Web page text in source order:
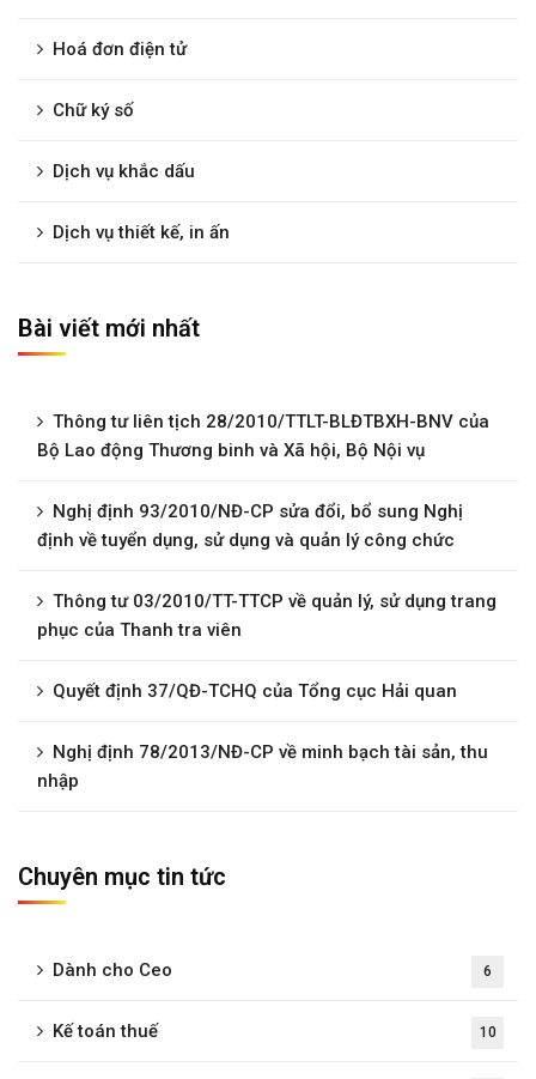
Hoá đơn điện tử
Chữ ký số
Dịch vụ khắc dấu
Dịch vụ thiết kế, in ấn
Bài viết mới nhất
Thông tư liên tịch 28/2010/TTLT-BLĐTBXH-BNV của
Bộ Lao động Thương binh và Xã hội, Bộ Nội vụ
Nghị định 93/2010/NĐ-CP sửa đổi, bổ sung Nghị
định về tuyển dụng, sử dụng và quản lý công chức
Thông tư 03/2010/TT-TTCP về quản lý, sử dụng trang
phục của Thanh tra viên
Quyết định 37/QĐ-TCHQ của Tổng cục Hải quan
Nghị định 78/2013/NĐ-CP về minh bạch tài sản, thu
nhập
Chuyên mục tin tức
Dành cho Ceo 6
Kế toán thuế 10